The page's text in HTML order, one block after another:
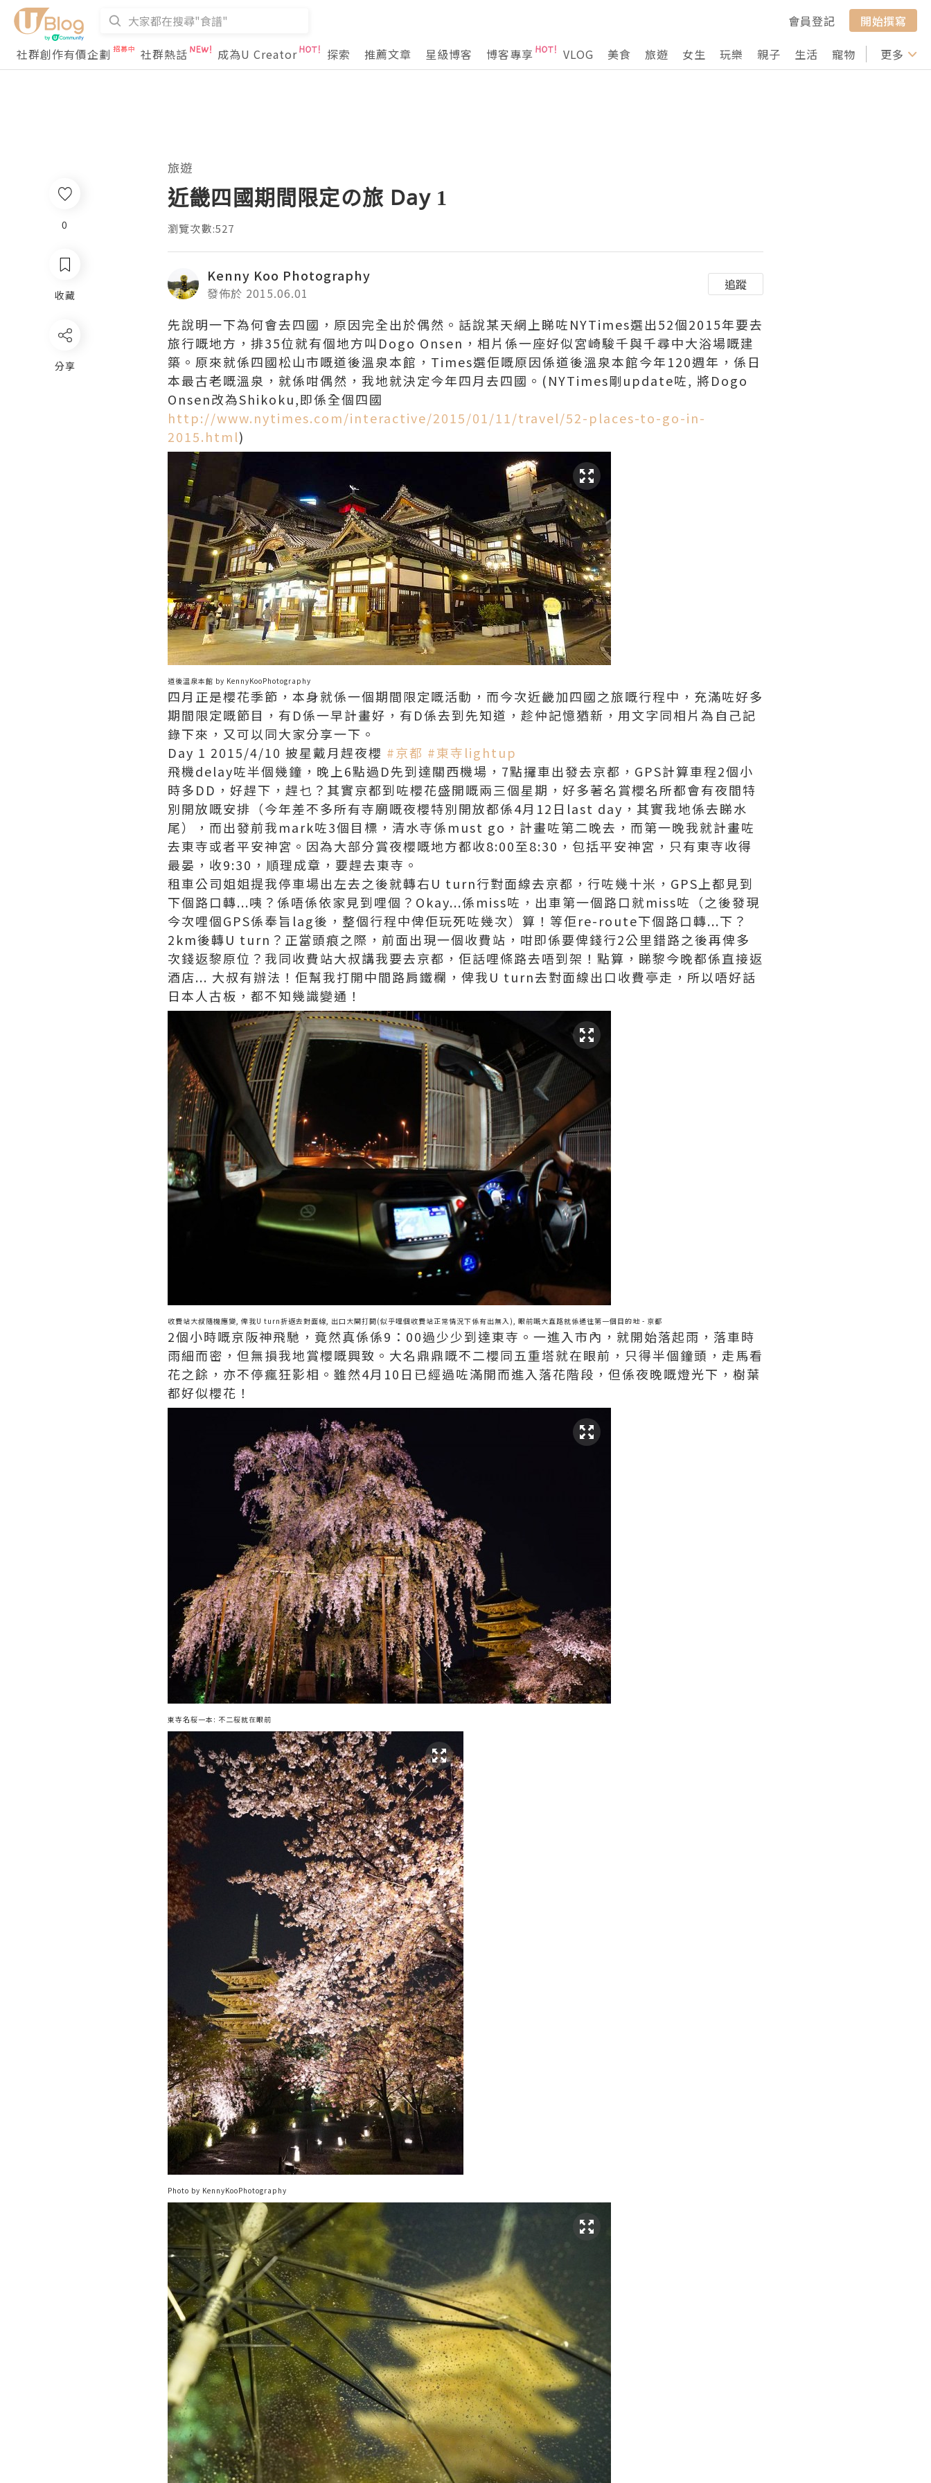
會員登記
開始撰寫
社群創作有價企劃
社群熱話 成為U Creator 探索 推薦文章 星級博客 博客專享 VLOG 美食 旅遊 女生 玩樂 親子 生活 寵物 行山 打卡
更多
0
收藏
分享
旅遊
近畿四國期間限定の旅 Day 1
瀏覽次數:527
Kenny Koo Photography
發佈於 2015.06.01
追蹤
先說明一下為何會去四國，原因完全出於偶然。話說某天網上睇咗NYTimes選出52個2015年要去
旅行嘅地方，排35位就有個地方叫Dogo Onsen，相片係一座好似宮崎駿千與千尋中大浴場嘅建
築。原來就係四國松山市嘅道後溫泉本館，Times選佢嘅原因係道後溫泉本館今年120週年，係日
本最古老嘅溫泉，就係咁偶然，我地就決定今年四月去四國。(NYTimes剛update咗, 將Dogo
Onsen改為Shikoku,即係全個四國
http://www.nytimes.com/interactive/2015/01/11/travel/52-places-to-go-in-
2015.html)
道後溫泉本館 by KennyKooPhotography
四月正是櫻花季節，本身就係一個期間限定嘅活動，而今次近畿加四國之旅嘅行程中，充滿咗好多
期間限定嘅節目，有D係一早計畫好，有D係去到先知道，趁仲記憶猶新，用文字同相片為自己記
錄下來，又可以同大家分享一下。
Day 1 2015/4/10 披星戴月趕夜櫻 #京都 #東寺lightup
飛機delay咗半個幾鐘，晚上6點過D先到達關西機場，7點攞車出發去京都，GPS計算車程2個小
時多DD，好趕下，趕乜？其實京都到咗櫻花盛開嘅兩三個星期，好多著名賞櫻名所都會有夜間特
別開放嘅安排（今年差不多所有寺廟嘅夜櫻特別開放都係4月12日last day，其實我地係去睇水
尾），而出發前我mark咗3個目標，清水寺係must go，計畫咗第二晚去，而第一晚我就計畫咗
去東寺或者平安神宮。因為大部分賞夜櫻嘅地方都收8:00至8:30，包括平安神宮，只有東寺收得
最晏，收9:30，順理成章，要趕去東寺。
租車公司姐姐提我停車場出左去之後就轉右U turn行對面線去京都，行咗幾十米，GPS上都見到
下個路口轉...咦？係唔係依家見到哩個？Okay...係miss咗，出車第一個路口就miss咗（之後發現
今次哩個GPS係奉旨lag後，整個行程中俾佢玩死咗幾次）算！等佢re-route下個路口轉...下？
2km後轉U turn？正當頭痕之際，前面出現一個收費站，咁即係要俾錢行2公里錯路之後再俾多
次錢返黎原位？我同收費站大叔講我要去京都，佢話哩條路去唔到架！點算，睇黎今晚都係直接返
酒店... 大叔有辦法！佢幫我打開中間路肩鐵欄，俾我U turn去對面線出口收費亭走，所以唔好話
日本人古板，都不知幾識變通！
收費站大叔隨機應變, 俾我U turn折返去對面線, 出口大閘打開(似乎哩個收費站正常情況下係有出無入), 眼前嘅大直路就係通往第一個目的地 - 京都
2個小時嘅京阪神飛馳，竟然真係係9：00過少少到達東寺。一進入市內，就開始落起雨，落車時
雨細而密，但無損我地賞櫻嘅興致。大名鼎鼎嘅不二櫻同五重塔就在眼前，只得半個鐘頭，走馬看
花之餘，亦不停瘋狂影相。雖然4月10日已經過咗滿開而進入落花階段，但係夜晚嘅燈光下，樹葉
都好似櫻花！
東寺名桜一本: 不二桜就在眼前
Photo by KennyKooPhotography